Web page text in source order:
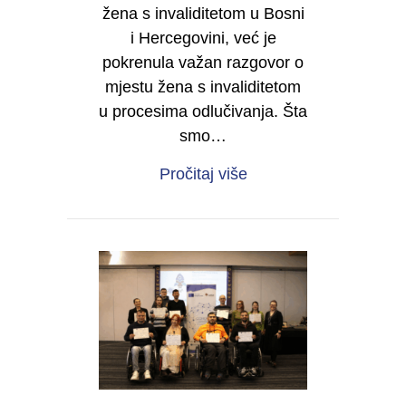
žena s invaliditetom u Bosni
i Hercegovini, već je
pokrenula važan razgovor o
mjestu žena s invaliditetom
u procesima odlučivanja. Šta
smo…
Pročitaj višeabout U TOKU JE